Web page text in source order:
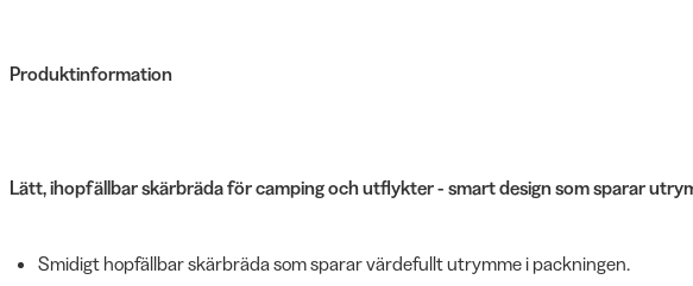
Produktinformation
Lätt, ihopfällbar skärbräda för camping och utflykter - smart design som sparar
Smidigt hopfällbar skärbräda som sparar värdefullt utrymme i packningen.